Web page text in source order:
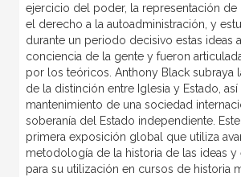
ejercicio del poder, la representación
el derecho a la autoadministración, y
durante un periodo decisivo estas ideas
conciencia de la gente y fueron
por los teóricos. Anthony Black subraya
de la distinción entre Iglesia y Estado,
mantenimiento de una sociedad
soberanía del Estado independiente.
primera exposición global que utiliza
metodología de la historia de las ideas
para su utilización en cursos de historia